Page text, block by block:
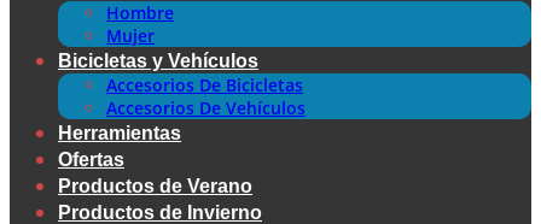
Hombre
Mujer
Bicicletas y Vehículos
Accesorios De Bicicletas
Accesorios De Vehículos
Herramientas
Ofertas
Productos de Verano
Productos de Invierno